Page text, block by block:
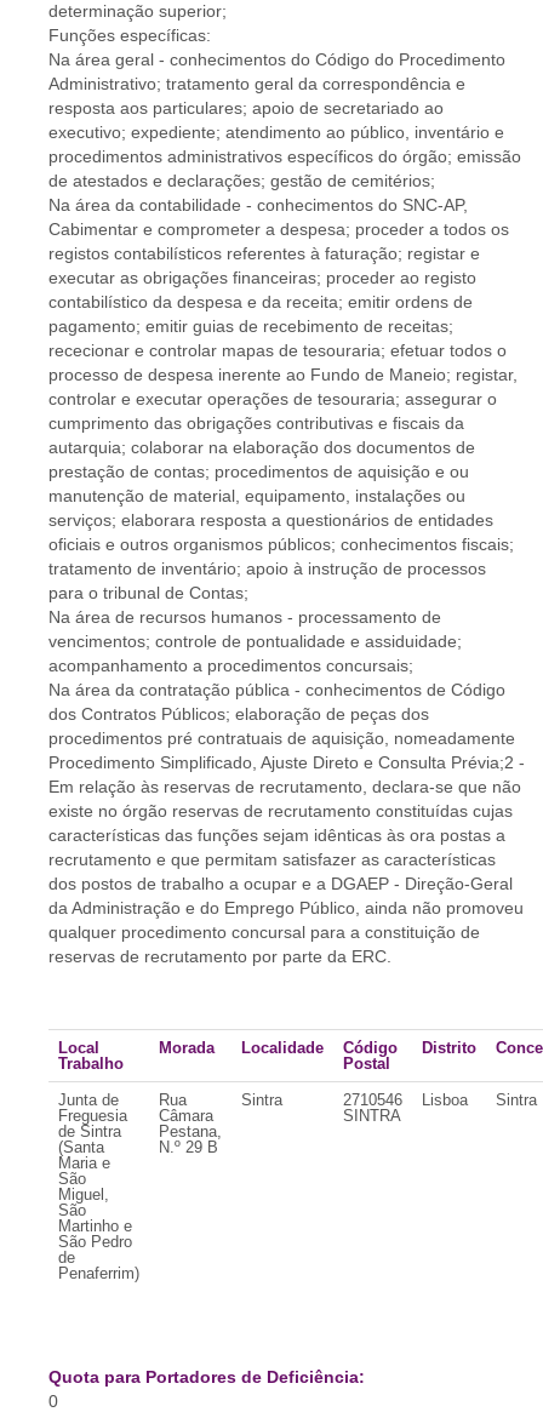
determinação superior;
Funções específicas:
Na área geral - conhecimentos do Código do Procedimento
Administrativo; tratamento geral da correspondência e
resposta aos particulares; apoio de secretariado ao
executivo; expediente; atendimento ao público, inventário e
procedimentos administrativos específicos do órgão; emissão
de atestados e declarações; gestão de cemitérios;
Na área da contabilidade - conhecimentos do SNC-AP,
Cabimentar e comprometer a despesa; proceder a todos os
registos contabilísticos referentes à faturação; registar e
executar as obrigações financeiras; proceder ao registo
contabilístico da despesa e da receita; emitir ordens de
pagamento; emitir guias de recebimento de receitas;
rececionar e controlar mapas de tesouraria; efetuar todos o
processo de despesa inerente ao Fundo de Maneio; registar,
controlar e executar operações de tesouraria; assegurar o
cumprimento das obrigações contributivas e fiscais da
autarquia; colaborar na elaboração dos documentos de
prestação de contas; procedimentos de aquisição e ou
manutenção de material, equipamento, instalações ou
serviços; elaborara resposta a questionários de entidades
oficiais e outros organismos públicos; conhecimentos fiscais;
tratamento de inventário; apoio à instrução de processos
para o tribunal de Contas;
Na área de recursos humanos - processamento de
vencimentos; controle de pontualidade e assiduidade;
acompanhamento a procedimentos concursais;
Na área da contratação pública - conhecimentos de Código
dos Contratos Públicos; elaboração de peças dos
procedimentos pré contratuais de aquisição, nomeadamente
Procedimento Simplificado, Ajuste Direto e Consulta Prévia;2 -
Em relação às reservas de recrutamento, declara-se que não
existe no órgão reservas de recrutamento constituídas cujas
características das funções sejam idênticas às ora postas a
recrutamento e que permitam satisfazer as características
dos postos de trabalho a ocupar e a DGAEP - Direção-Geral
da Administração e do Emprego Público, ainda não promoveu
qualquer procedimento concursal para a constituição de
reservas de recrutamento por parte da ERC.
Local
Trabalho
Morada Localidade
Código
Postal
Distrito
Junta de
Freguesia
de Sintra
(Santa
Maria e
São
Miguel,
São
Martinho e
São Pedro
de
Penaferrim)
Rua
Câmara
Pestana,
N.º 29 B
Sintra
2710546
SINTRA
Lisboa Sintra
Quota para Portadores de Deficiência:
0